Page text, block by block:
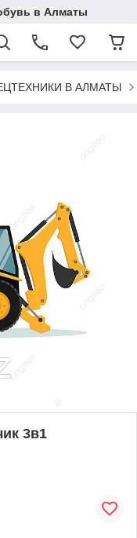
в Алматы
В АЛМАТЫ
3в1